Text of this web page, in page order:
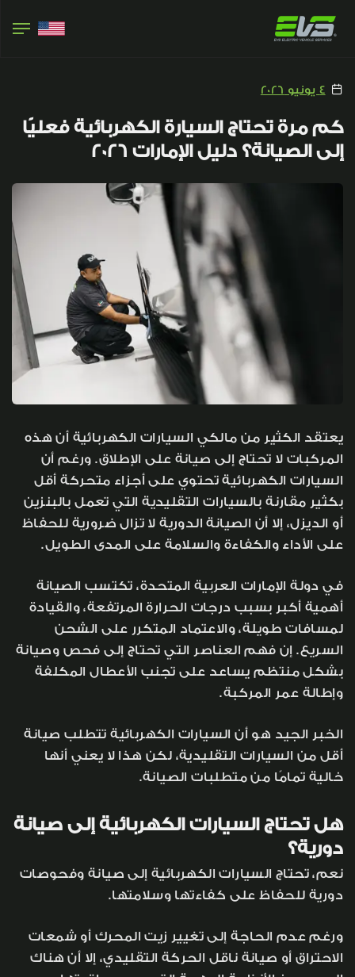
4 يونيو 2026
كم مرة تحتاج السيارة الكهربائية فعليًا
إلى الصيانة؟ دليل الإمارات 2026
يعتقد الكثير من مالكي السيارات الكهربائية أن هذه
المركبات لا تحتاج إلى صيانة على الإطلاق. ورغم أن
السيارات الكهربائية تحتوي على أجزاء متحركة أقل
بكثير مقارنة بالسيارات التقليدية التي تعمل بالبنزين
أو الديزل، إلا أن الصيانة الدورية لا تزال ضرورية للحفاظ
على الأداء والكفاءة والسلامة على المدى الطويل.
في دولة الإمارات العربية المتحدة، تكتسب الصيانة
أهمية أكبر بسبب درجات الحرارة المرتفعة، والقيادة
لمسافات طويلة، والاعتماد المتكرر على الشحن
السريع. إن فهم العناصر التي تحتاج إلى فحص وصيانة
بشكل منتظم يساعد على تجنب الأعطال المكلفة
وإطالة عمر المركبة.
الخبر الجيد هو أن السيارات الكهربائية تتطلب صيانة
أقل من السيارات التقليدية، لكن هذا لا يعني أنها
خالية تمامًا من متطلبات الصيانة.
هل تحتاج السيارات الكهربائية إلى صيانة
دورية؟
نعم، تحتاج السيارات الكهربائية إلى صيانة وفحوصات
دورية للحفاظ على كفاءتها وسلامتها.
ورغم عدم الحاجة إلى تغيير زيت المحرك أو شمعات
الاحتراق أو صيانة ناقل الحركة التقليدي، إلا أن هناك